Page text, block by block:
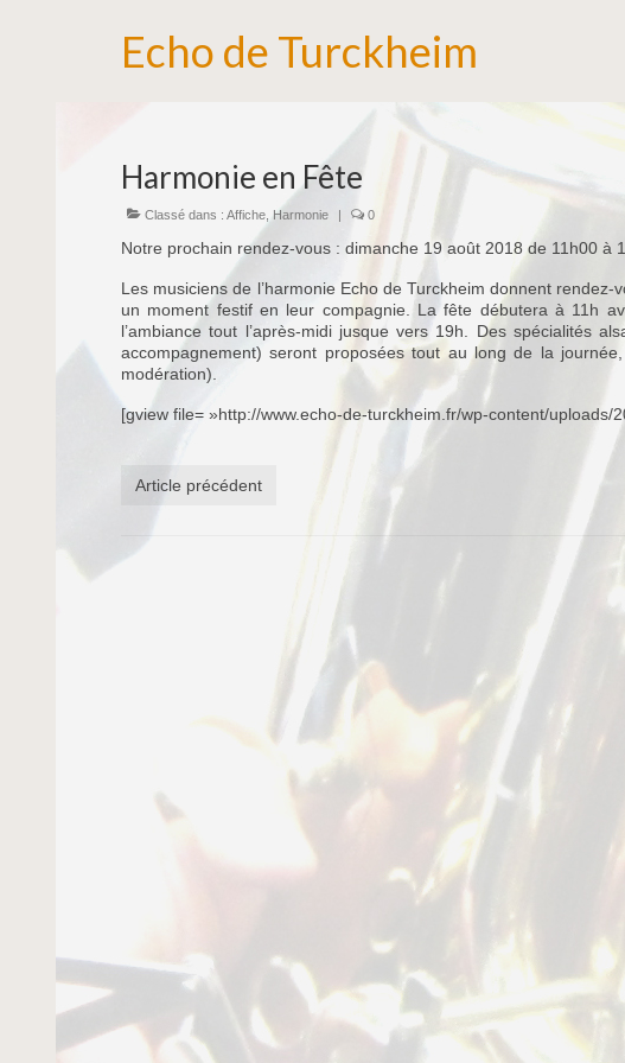
Echo de Turckheim
Harmonie en Fête
Classé dans : Affiche Harmonie | 0
Notre prochain rendez-vous : dimanche 19 août 2018 de 11h00 à
Les musiciens de l’harmonie Echo de Turckheim donnent
un moment festif en leur compagnie. La fête débutera à 11h
l’ambiance tout l’après-midi jusque vers 19h. Des spécialités
accompagnement) seront proposées tout au long de la
modération).
[gview file= »http://www.echo-de-turckheim.fr/wp-content/uploads/
Article précédent